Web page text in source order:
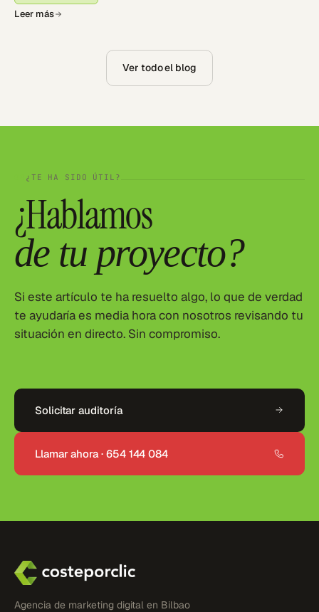
Leer más
Ver todo el blog
¿TE HA SIDO ÚTIL?
¿Hablamos
de tu proyecto?
Si este artículo te ha resuelto algo, lo que de verdad
te ayudaría es media hora con nosotros revisando tu
situación en directo. Sin compromiso.
Solicitar auditoría
Llamar ahora · 654 144 084
Agencia de marketing digital en Bilbao